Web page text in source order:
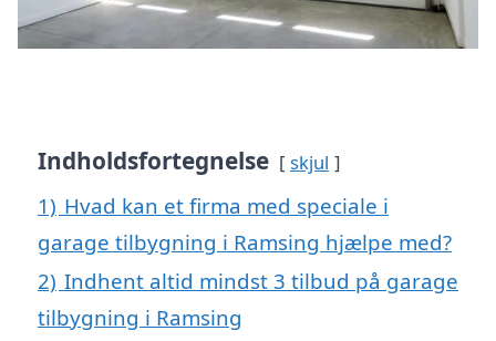
Indholdsfortegnelse skjul
1) Hvad kan et firma med speciale i
garage tilbygning i Ramsing hjælpe med?
2) Indhent altid mindst 3 tilbud på garage
tilbygning i Ramsing